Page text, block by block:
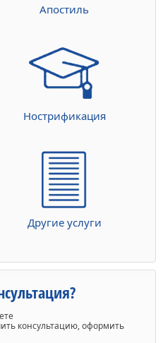
Апостиль
Нострификация
Другие услуги
консультацию, оформить